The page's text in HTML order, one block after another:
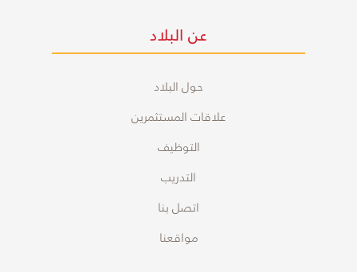
عن البلاد
حول البلاد
علاقات المستثمرين
التوظيف
التدريب
اتصل بنا
مواقعنا